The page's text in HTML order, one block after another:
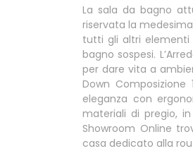
La sala da bagno
riservata la
tutti gli altri elementi
bagno sospesi.
per dare vita a
Down
eleganza con
materiali di pregio,
Showroom Online
casa dedicato alla